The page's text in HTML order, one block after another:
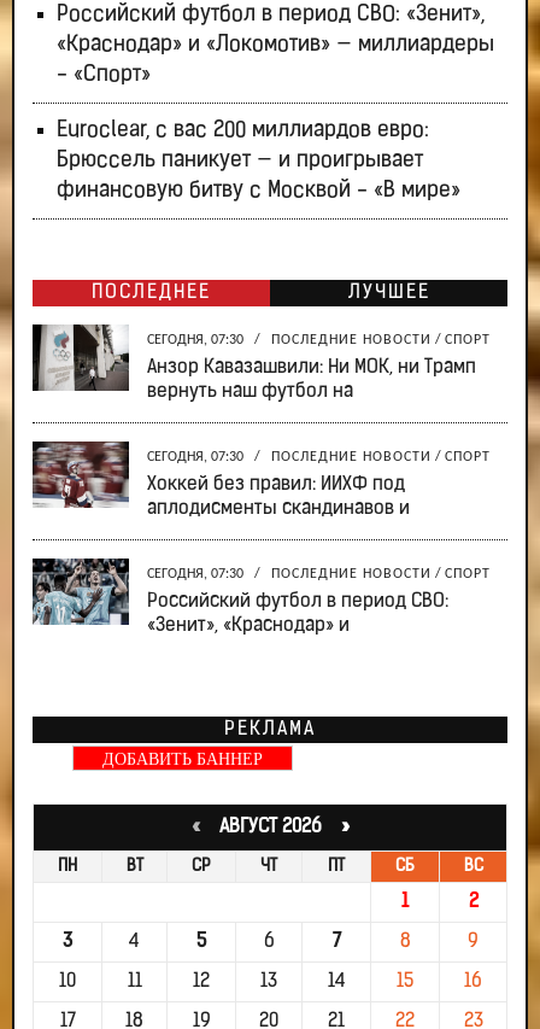
Российский футбол в период СВО: «Зенит»,
«Краснодар» и «Локомотив» — миллиардеры
- «Спорт»
Euroclear, с вас 200 миллиардов евро:
Брюссель паникует — и проигрывает
финансовую битву с Москвой - «В мире»
ПОСЛЕДНЕЕ ЛУЧШЕЕ
СЕГОДНЯ, 07:30 / ПОСЛЕДНИЕ НОВОСТИ / СПОРТ
Анзор Кавазашвили: Ни МОК, ни Трамп
вернуть наш футбол на
СЕГОДНЯ, 07:30 / ПОСЛЕДНИЕ НОВОСТИ / СПОРТ
Хоккей без правил: ИИХФ под
аплодисменты скандинавов и
СЕГОДНЯ, 07:30 / ПОСЛЕДНИЕ НОВОСТИ / СПОРТ
Российский футбол в период СВО:
«Зенит», «Краснодар» и
РЕКЛАМА
ДОБАВИТЬ БАННЕР
«АВГУСТ 2026 »
ПН ВТ СР ЧТ ПТ СБ ВС
1 2
3 4 5 6 7 8 9
10 11 12 13 14 15 16
17 18 19 20 21 22 23